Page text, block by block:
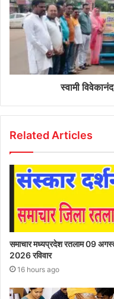
स्वामी
Related Articles
समाचार मध्यप्रदेश रतलाम 09
2026 रविवार
16 hours ago